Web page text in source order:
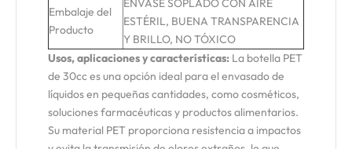
Embalaje del
Producto
ENVASE SOPLADO CON AIRE
ESTÉRIL, BUENA TRANSPARENCIA
Y BRILLO, NO TÓXICO
Usos, aplicaciones y características: La botella PET
de 30cc es una opción ideal para el envasado de
líquidos en pequeñas cantidades, como cosméticos,
soluciones farmacéuticas y productos alimentarios.
Su material PET proporciona resistencia a impactos